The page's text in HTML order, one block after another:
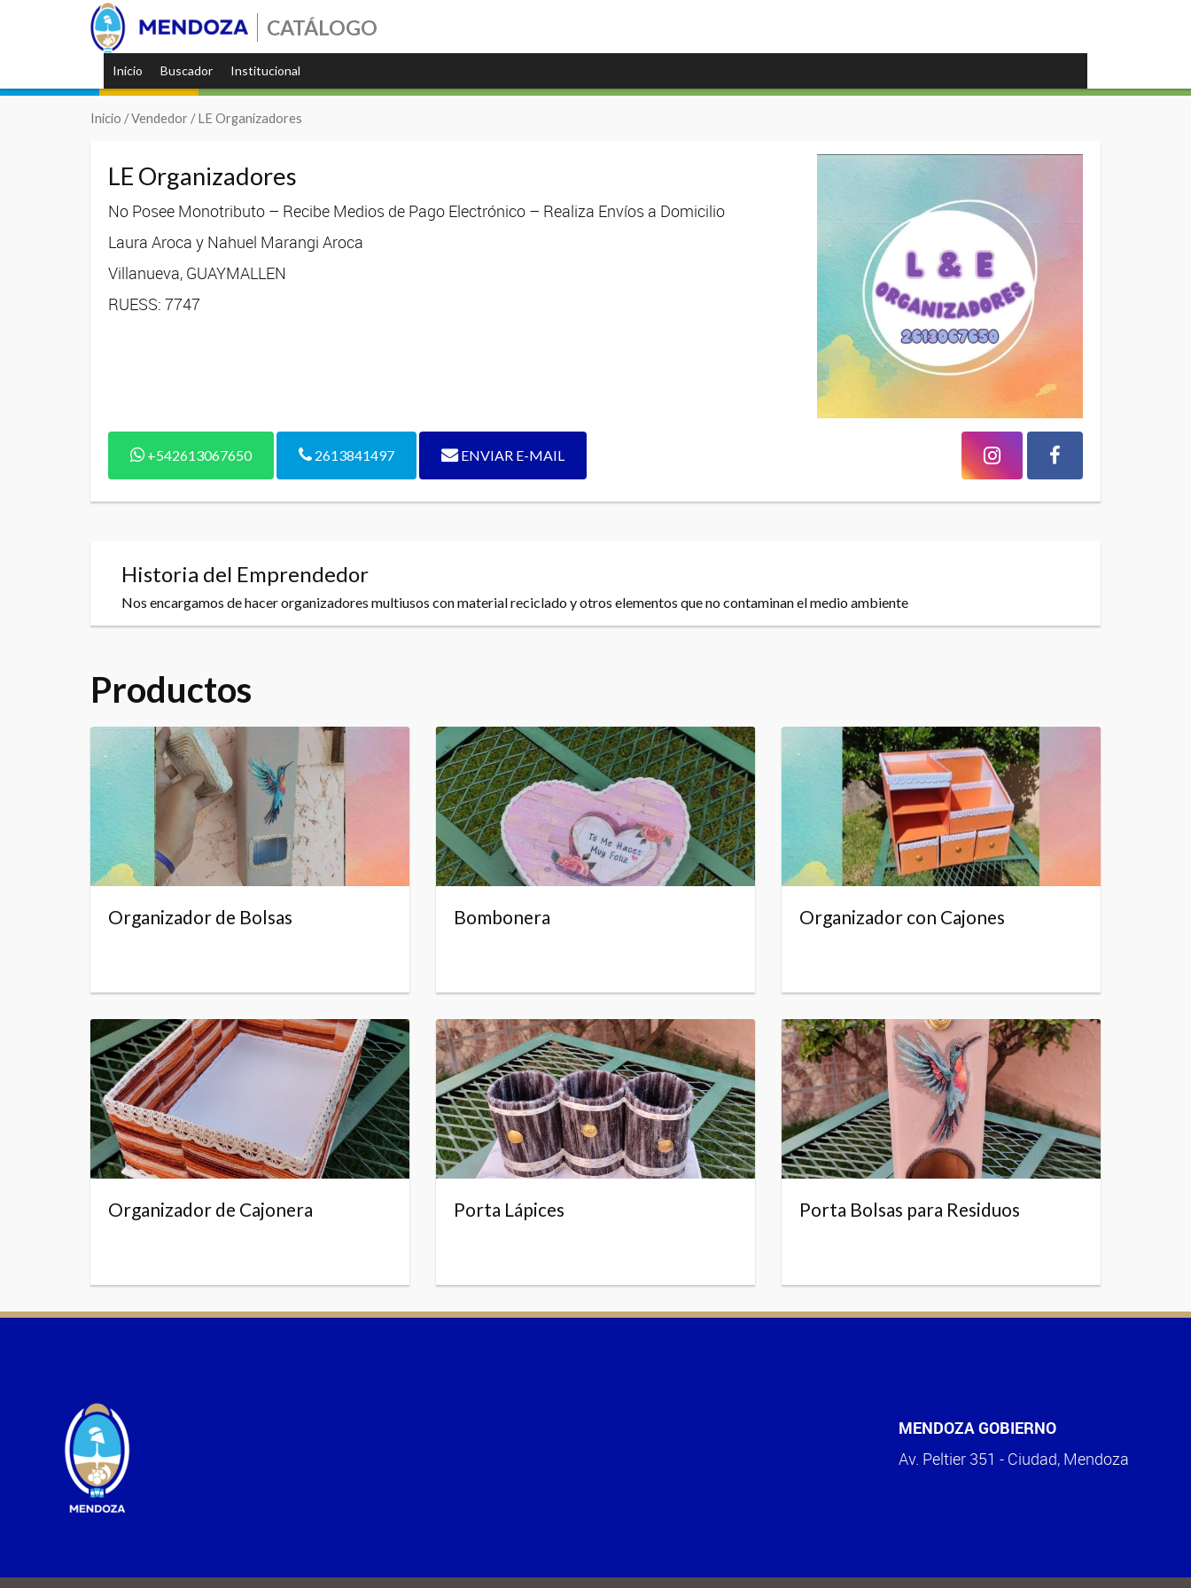
CATÁLOGO
Inicio Buscador Institucional
Inicio / Vendedor / LE Organizadores
LE Organizadores
No Posee Monotributo – Recibe Medios de Pago Electrónico – Realiza Envíos a Domicilio
Laura Aroca y Nahuel Marangi Aroca
Villanueva, GUAYMALLEN
RUESS: 7747
+542613067650 2613841497 ENVIAR E-MAIL
Historia del Emprendedor
Nos encargamos de hacer organizadores multiusos con material reciclado y otros elementos que no contaminan el medio ambiente
Productos
Organizador de Bolsas Bombonera Organizador con Cajones
Organizador de Cajonera Porta Lápices Porta Bolsas para Residuos
MENDOZA GOBIERNO
Av. Peltier 351 - Ciudad, Mendoza